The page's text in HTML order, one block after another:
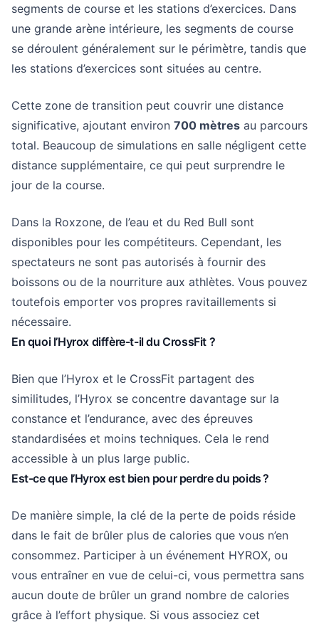
segments de course et les stations d’exercices. Dans
une grande arène intérieure, les segments de course
se déroulent généralement sur le périmètre, tandis que
les stations d’exercices sont situées au centre.
Cette zone de transition peut couvrir une distance
significative, ajoutant environ 700 mètres au parcours
total. Beaucoup de simulations en salle négligent cette
distance supplémentaire, ce qui peut surprendre le
jour de la course.
Dans la Roxzone, de l’eau et du Red Bull sont
disponibles pour les compétiteurs. Cependant, les
spectateurs ne sont pas autorisés à fournir des
boissons ou de la nourriture aux athlètes. Vous pouvez
toutefois emporter vos propres ravitaillements si
nécessaire.
En quoi l’Hyrox diffère-t-il du CrossFit ?
Bien que l’Hyrox et le CrossFit partagent des
similitudes, l’Hyrox se concentre davantage sur la
constance et l’endurance, avec des épreuves
standardisées et moins techniques. Cela le rend
accessible à un plus large public.
Est-ce que l’Hyrox est bien pour perdre du poids ?
De manière simple, la clé de la perte de poids réside
dans le fait de brûler plus de calories que vous n’en
consommez. Participer à un événement HYROX, ou
vous entraîner en vue de celui-ci, vous permettra sans
aucun doute de brûler un grand nombre de calories
grâce à l’effort physique. Si vous associez cet